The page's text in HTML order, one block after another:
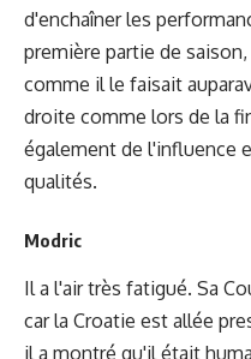
d'enchaîner les
première partie de
comme il le faisait
droite comme lors de la
également de l'influence
qualités.
Modric
Il a l'air très fatigué. Sa
car la Croatie est allée
il a montré qu'il était